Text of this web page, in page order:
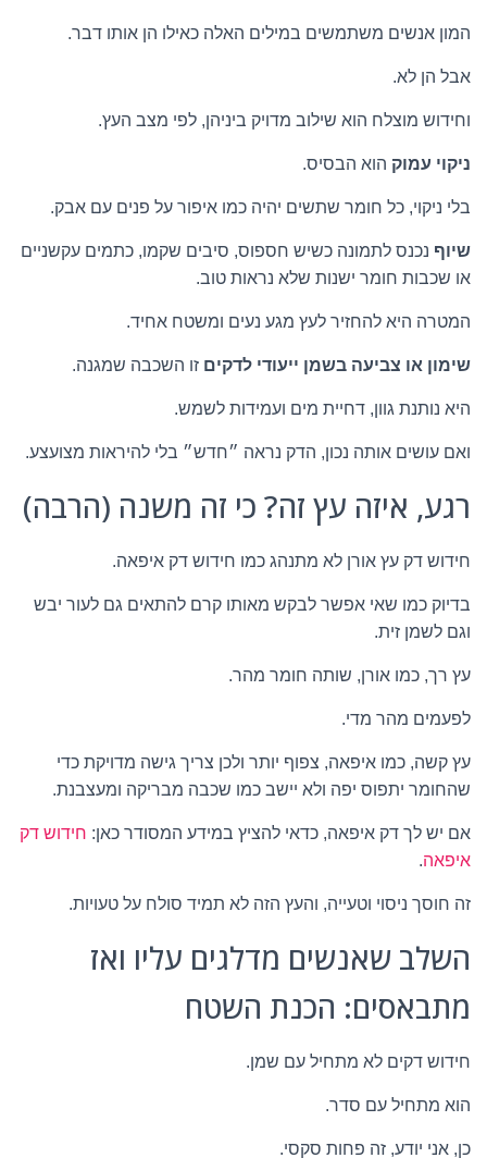
המון אנשים משתמשים במילים האלה כאילו הן אותו דבר.
אבל הן לא.
וחידוש מוצלח הוא שילוב מדויק ביניהן, לפי מצב העץ.
ניקוי עמוק הוא הבסיס.
בלי ניקוי, כל חומר שתשים יהיה כמו איפור על פנים עם אבק.
שיוף נכנס לתמונה כשיש חספוס, סיבים שקמו, כתמים עקשניים
או שכבות חומר ישנות שלא נראות טוב.
המטרה היא להחזיר לעץ מגע נעים ומשטח אחיד.
שימון או צביעה בשמן ייעודי לדקים זו השכבה שמגנה.
היא נותנת גוון, דחיית מים ועמידות לשמש.
ואם עושים אותה נכון, הדק נראה ״חדש״ בלי להיראות מצועצע.
רגע, איזה עץ זה? כי זה משנה (הרבה)
חידוש דק עץ אורן לא מתנהג כמו חידוש דק איפאה.
בדיוק כמו שאי אפשר לבקש מאותו קרם להתאים גם לעור יבש
וגם לשמן זית.
עץ רך, כמו אורן, שותה חומר מהר.
לפעמים מהר מדי.
עץ קשה, כמו איפאה, צפוף יותר ולכן צריך גישה מדויקת כדי
שהחומר יתפוס יפה ולא יישב כמו שכבה מבריקה ומעצבנת.
אם יש לך דק איפאה, כדאי להציץ במידע המסודר כאן: חידוש דק
איפאה.
זה חוסך ניסוי וטעייה, והעץ הזה לא תמיד סולח על טעויות.
השלב שאנשים מדלגים עליו ואז
מתבאסים: הכנת השטח
חידוש דקים לא מתחיל עם שמן.
הוא מתחיל עם סדר.
כן, אני יודע, זה פחות סקסי.